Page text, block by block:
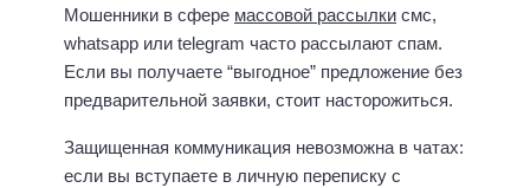
Мошенники в сфере массовой рассылки смс,
whatsapp или telegram часто рассылают спам.
Если вы получаете “выгодное” предложение без
предварительной заявки, стоит насторожиться.
Защищенная коммуникация невозможна в чатах:
если вы вступаете в личную переписку с